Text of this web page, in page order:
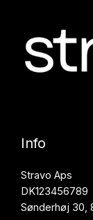
Info
Stravo Aps
DK123456789
Sønderhøj 30,